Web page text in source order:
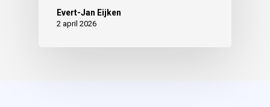
Evert-Jan Eijken
2 april 2026